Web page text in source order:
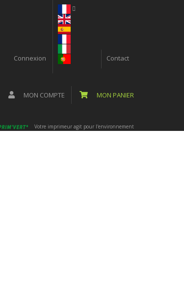
Connexion Contact
MON COMPTE MON PANIER
Votre imprimeur agit pour l'environnement